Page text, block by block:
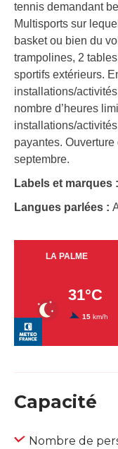
tennis demandant
Multisports sur
basket ou bien du
trampolines, 2
sportifs extérieurs.
installations/
nombre d’heures
installations/
payantes.
septembre.
Labels et marques :
Langues parlées :
Capacité
Nombre de